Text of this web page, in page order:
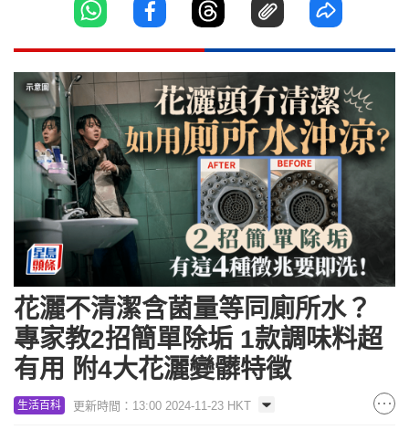
花灑不清潔含菌量等同廁所水？
專家教2招簡單除垢 1款調味料超
有用 附4大花灑變髒特徵
生活百科 更新時間：13:00 2024-11-23 HKT